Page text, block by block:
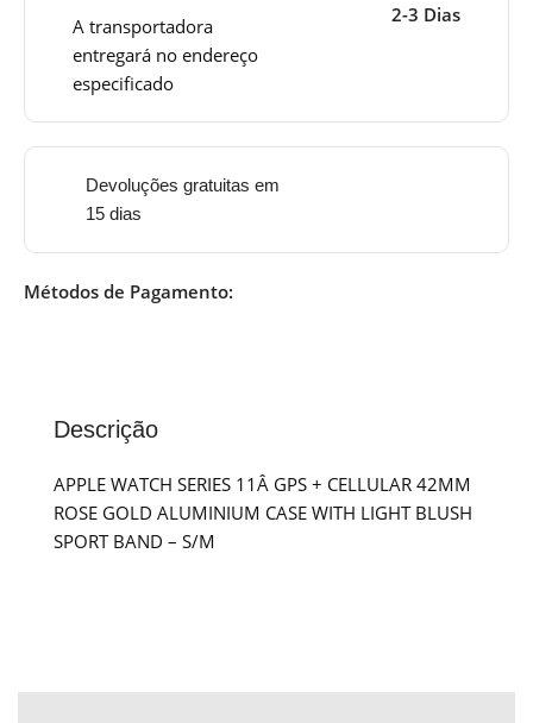
A transportadora
entregará no endereço
especificado
2-3 Dias
Devoluções gratuitas em
15 dias
Métodos de Pagamento:
Descrição
APPLE WATCH SERIES 11Â GPS + CELLULAR 42MM
ROSE GOLD ALUMINIUM CASE WITH LIGHT BLUSH
SPORT BAND – S/M